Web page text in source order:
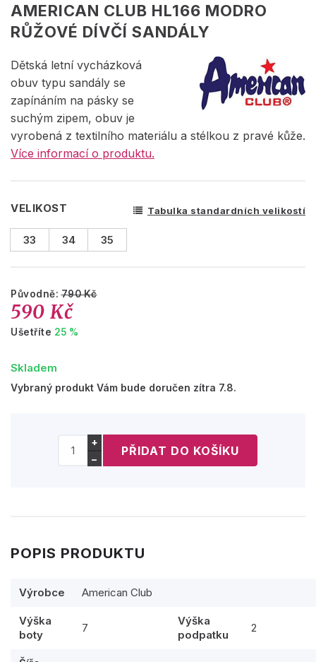
AMERICAN CLUB HL166 MODRO
RŮŽOVÉ DÍVČÍ SANDÁLY
Dětská letní vycházková
obuv typu sandály se
zapínáním na pásky se
suchým zipem, obuv je
vyrobená z textilního materiálu a stélkou z pravé kůže.
Více informací o produktu.
VELIKOST Tabulka standardních velikostí
33 34 35
Původně:790 Kč
590 Kč
Ušetříte 25 %
Skladem
Vybraný produkt Vám bude doručen zítra 7.8.
+
−
POPIS PRODUKTU
Výrobce American Club
Výška
boty
7
Výška
podpatku
2